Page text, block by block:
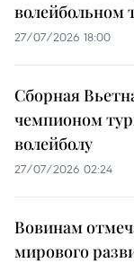
волейбольном
27/07/2026 18:00
Сборная
чемпионом
волейболу
27/07/2026 02:24
Вовинам
мирового